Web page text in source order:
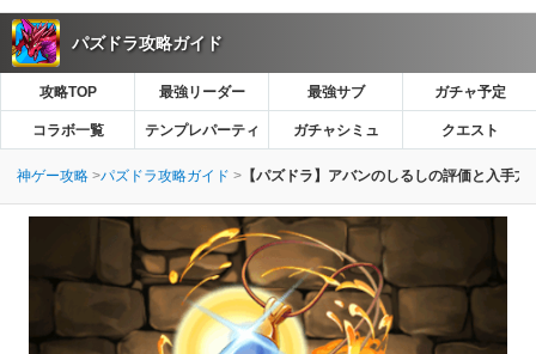
パズドラ攻略ガイド
攻略TOP 最強リーダー 最強サブ ガチャ予定
コラボ一覧 テンプレパーティ ガチャシミュ クエスト
神ゲー攻略 パズドラ攻略ガイド 【パズドラ】アバンのしるしの評価と入手方